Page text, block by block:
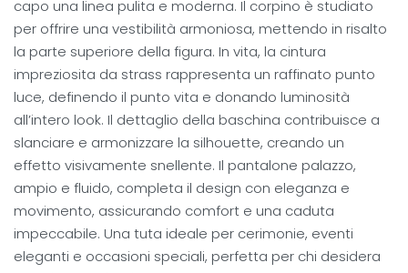
capo una linea pulita e moderna. Il corpino è studiato
per offrire una vestibilità armoniosa, mettendo in risalto
la parte superiore della figura. In vita, la cintura
impreziosita da strass rappresenta un raffinato punto
luce, definendo il punto vita e donando luminosità
all’intero look. Il dettaglio della baschina contribuisce a
slanciare e armonizzare la silhouette, creando un
effetto visivamente snellente. Il pantalone palazzo,
ampio e fluido, completa il design con eleganza e
movimento, assicurando comfort e una caduta
impeccabile. Una tuta ideale per cerimonie, eventi
eleganti e occasioni speciali, perfetta per chi desidera